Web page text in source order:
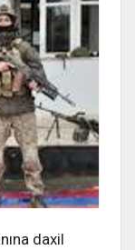
daxil